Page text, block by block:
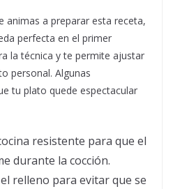
animas a preparar esta receta,
perfecta en el primer
la técnica y te permite ajustar
personal. Algunas
tu plato quede espectacular
resistente para que el
durante la cocción.
relleno para evitar que se